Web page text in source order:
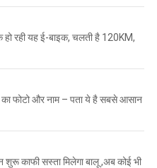
रही यह ई-बाइक, चलती है 120KM,
का फोटो और नाम – पता ये है सबसे आसान
काफी सस्ता मिलेगा बालू ,अब कोई भी